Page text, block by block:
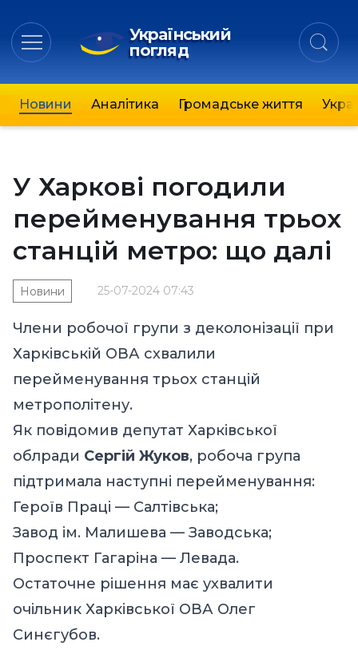
Український
погляд
Новини Аналітика Громадське життя
У Харкові погодили
перейменування трьох
станцій метро: що далі
25-07-2024 07:43
Новини
Члени робочої групи з деколонізації при
Харківській ОВА схвалили
перейменування трьох станцій
метрополітену.
Як повідомив депутат Харківської
облради Сергій Жуков, робоча група
підтримала наступні перейменування:
Героїв Праці — Салтівська;
Завод ім. Малишева — Заводська;
Проспект Гагаріна — Левада.
Остаточне рішення має ухвалити
очільник Харківської ОВА Олег
Синєгубов.